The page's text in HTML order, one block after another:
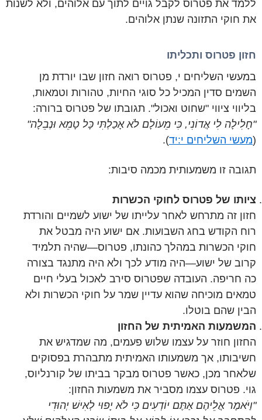
ללמד את פטרוס לקבל גויים לתוך עם אלוהים, ולא לשנות
את חוקי התזונה שנתן אלוהים.
חזון פטרוס ותכליתו
במעשי השליחים י, פטרוס רואה חזון שבו יורדת מן
השמים סדין המכיל כל סוגי החיות, טהורות וטמאות,
בליווי ציווי "שחוט ואכול". תגובתו של פטרוס ברורה:
"חָלִילָה לִי אֲדוֹנִי, כִּי מֵעוֹלָם לֹא אָכַלְתִּי כָּל טָמֵא וּנְבֵלָה"
(מעשי השליחים י:יד).
תגובה זו משמעותית מכמה סיבות:
ציותו של פטרוס לחוקי הכשרות
חזון זה מתרחש לאחר עלייתו של ישוע לשמיים והורדת
רוח הקודש בחג השבועות. אם ישוע היה מבטל את
חוקי הכשרות במהלך כהונתו, פטרוס—שהיה תלמיד
קרוב של ישוע—היה מודע לכך ולא היה מתנגד בצורה
כה חריפה. העובדה שפטרוס סירב לאכול בעלי חיים
טמאים מוכיחה שהוא עדיין שמר על חוקי הכשרות ולא
הבין שהם בוטלו.
המשמעות האמיתית של החזון
החזון חוזר על עצמו שלוש פעמים, מה שמדגיש את
חשיבותו, אך משמעותו האמיתית מתבהרת בפסוקים
שלאחר מכן, כאשר פטרוס מבקר בביתו של קורנליוס,
גוי. פטרוס עצמו מסביר את משמעות החזון:
"וַיֹּאמֶר אֲלֵיהֶם אַתֶּם יוֹדְעִים כִּי לֹא יָפוּי לְאִישׁ יְהוּדִי